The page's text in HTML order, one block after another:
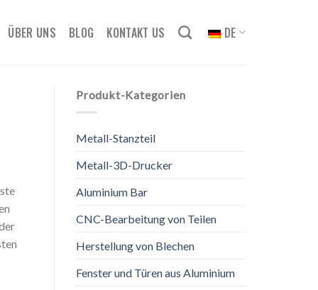
ÜBER UNS BLOG KONTAKT US DE
Produkt-Kategorien
Metall-Stanzteil
Metall-3D-Drucker
Aluminium Bar
CNC-Bearbeitung von Teilen
Herstellung von Blechen
Fenster und Türen aus Aluminium